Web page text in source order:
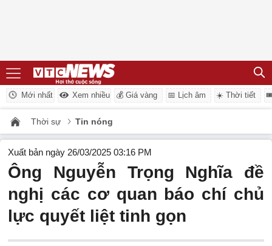
Mới nhất Xem nhiều 💰 Giá vàng 📅 Lịch âm ☀️ Thời tiết
Thời sự Tin nóng
Xuất bản ngày 26/03/2025 03:16 PM
Ông Nguyễn Trọng Nghĩa đề
nghị các cơ quan báo chí chủ
lực quyết liệt tinh gọn